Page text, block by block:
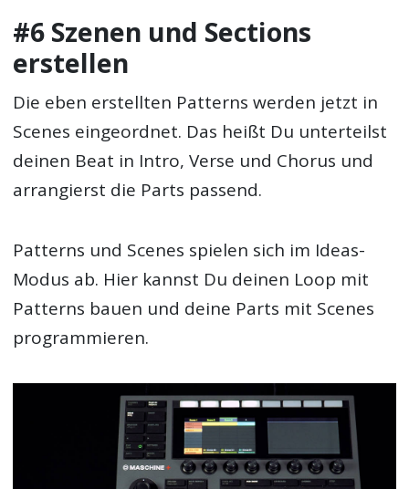
#6 Szenen und Sections
erstellen
Die eben erstellten Patterns werden jetzt in
Scenes eingeordnet. Das heißt Du unterteilst
deinen Beat in Intro, Verse und Chorus und
arrangierst die Parts passend.
Patterns und Scenes spielen sich im Ideas-
Modus ab. Hier kannst Du deinen Loop mit
Patterns bauen und deine Parts mit Scenes
programmieren.